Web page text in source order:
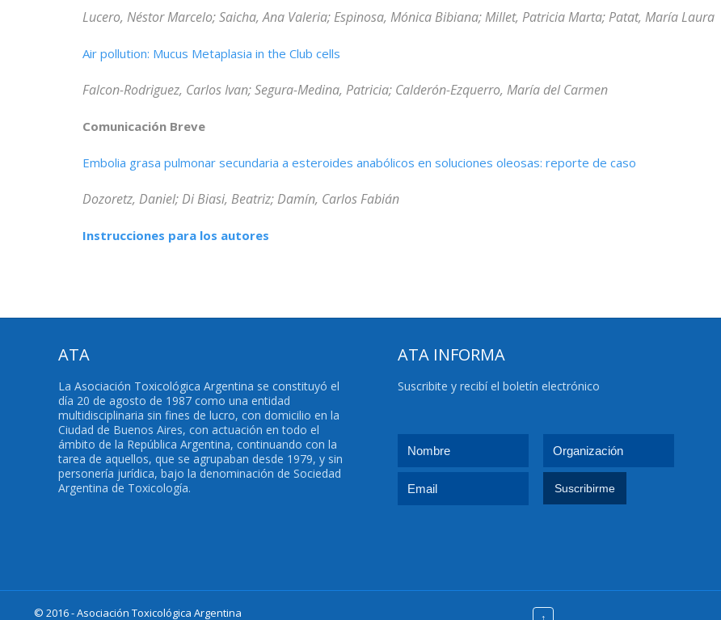
Lucero, Néstor Marcelo; Saicha, Ana Valeria; Espinosa, Mónica Bibiana; Millet, Patricia Marta; Patat, María Laura
Air pollution: Mucus Metaplasia in the Club cells
Falcon-Rodriguez, Carlos Ivan; Segura-Medina, Patricia; Calderón-Ezquerro, María del Carmen
Comunicación Breve
Embolia grasa pulmonar secundaria a esteroides anabólicos en soluciones oleosas: reporte de caso
Dozoretz, Daniel; Di Biasi, Beatriz; Damín, Carlos Fabián
Instrucciones para los autores
ATA
La Asociación Toxicológica Argentina se constituyó el
día 20 de agosto de 1987 como una entidad
multidisciplinaria sin fines de lucro, con domicilio en la
Ciudad de Buenos Aires, con actuación en todo el
ámbito de la República Argentina, continuando con la
tarea de aquellos, que se agrupaban desde 1979, y sin
personería jurídica, bajo la denominación de Sociedad
Argentina de Toxicología.
ATA INFORMA
Suscribite y recibí el boletín electrónico
© 2016 - Asociación Toxicológica Argentina